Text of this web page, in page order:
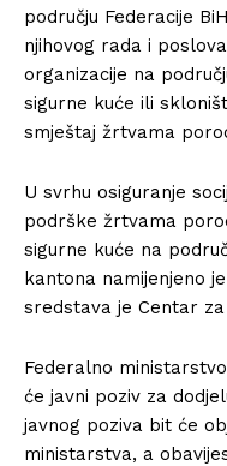
području Federacije
njihovog rada i
organizacije na
sigurne kuće ili
smještaj žrtvama
U svrhu osiguranje
podrške žrtvama
sigurne kuće na
kantona namijenjeno
sredstava je Centar
Federalno
će javni poziv za
javnog poziva bit će
ministarstva, a